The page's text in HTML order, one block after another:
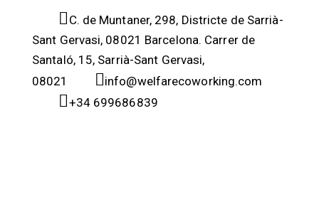
C. de Muntaner, 298, Districte de Sarrià-
Sant Gervasi, 08021 Barcelona. Carrer de
Santaló, 15, Sarrià-Sant Gervasi,
08021
info@welfarecoworking.com
+34 699686839